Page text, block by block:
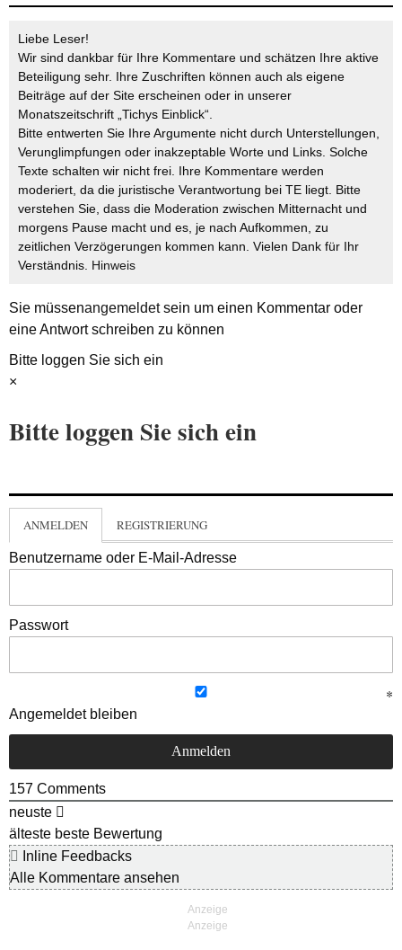
Liebe Leser!
Wir sind dankbar für Ihre Kommentare und schätzen Ihre aktive
Beteiligung sehr. Ihre Zuschriften können auch als eigene
Beiträge auf der Site erscheinen oder in unserer
Monatszeitschrift „Tichys Einblick“.
Bitte entwerten Sie Ihre Argumente nicht durch Unterstellungen,
Verunglimpfungen oder inakzeptable Worte und Links. Solche
Texte schalten wir nicht frei. Ihre Kommentare werden
moderiert, da die juristische Verantwortung bei TE liegt. Bitte
verstehen Sie, dass die Moderation zwischen Mitternacht und
morgens Pause macht und es, je nach Aufkommen, zu
zeitlichen Verzögerungen kommen kann. Vielen Dank für Ihr
Verständnis. Hinweis
Sie müssenangemeldetsein um einen Kommentar oder
eine Antwort schreiben zu können
Bitte loggen Sie sich ein
×
Bitte loggen Sie sich ein
ANMELDEN REGISTRIERUNG
Benutzername oder E-Mail-Adresse
Passwort
Angemeldet bleiben
157 Comments
neuste
älteste beste Bewertung
Inline Feedbacks
Alle Kommentare ansehen